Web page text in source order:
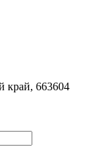
край, 663604